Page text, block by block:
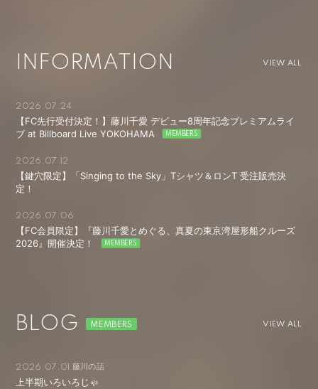
INFORMATION VIEW ALL
2026.07.24
【FC先行受付決定！】藤川千愛 デビュー8周年記念プレミアムライ
ブ at Billboard Live YOKOHAMA
2026.07.12
【鍵穴限定】「Singing to the Sky」Tシャツ＆ロンT 受注販売決
定！
2026.07.06
【FC会員限定】『藤川千愛とめぐる、真夏の東京湾屋形船クルーズ
2026』開催決定！
BLOG VIEW ALL
2026.07.01 藤川の話
上半期いろいろじゃ